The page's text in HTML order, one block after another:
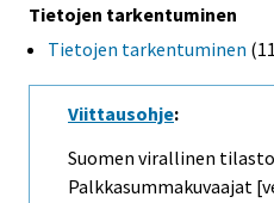
Tietojen tarkentuminen
Tietojen tarkentuminen
Viittausohje:
Suomen virallinen tilasto
Palkkasummakuvaajat